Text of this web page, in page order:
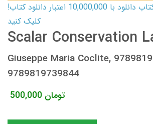
کارت اعتباری کتاب دانلود با 10,000,000 اعتبار دانلود کتاب!
کلیک کنید
Scalar Conservation
Giuseppe Maria Coclite,
9789819739844
500,000 تومان